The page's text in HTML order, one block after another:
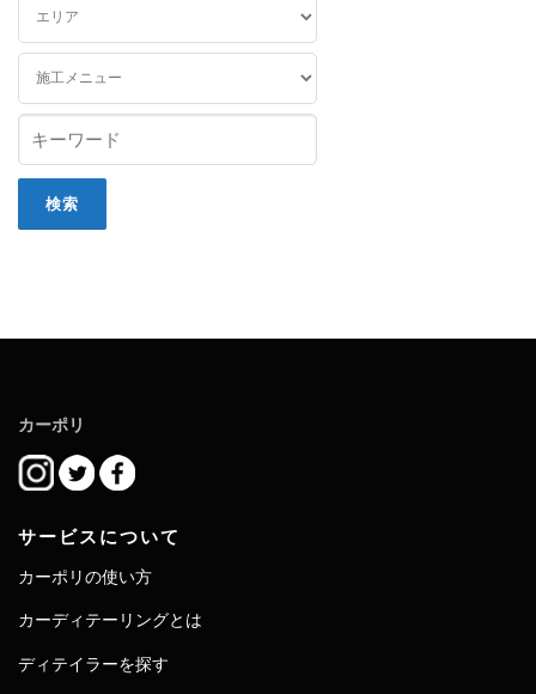
カーポリ
サービスについて
カーポリの使い方
カーディテーリングとは
ディテイラーを探す